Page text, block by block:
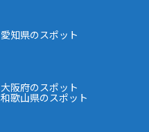
愛知県のスポット
大阪府のスポット
和歌山県のスポット